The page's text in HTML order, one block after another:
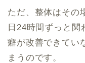
ただ、整体はその
日24時間ずっと
癖が改善できてい
まうのです。